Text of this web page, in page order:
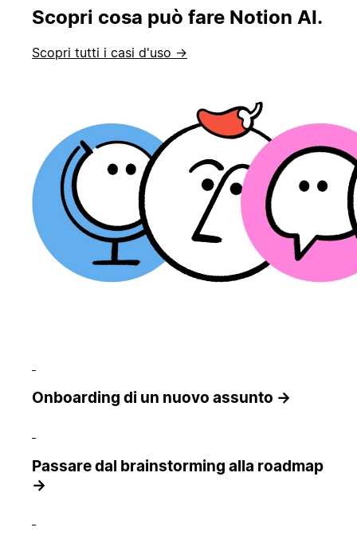
Scopri cosa può fare Notion AI.
Scopri tutti i casi d'uso →
Onboarding di un nuovo assunto →
Passare dal brainstorming alla roadmap
→